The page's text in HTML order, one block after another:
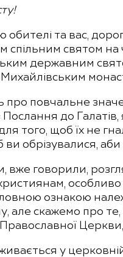
обителі та вас,
спільним святом
державним
повчальне
до
того, щоб їх не
обрізувалися,
вже говорили,
ознакою
скажемо про
у